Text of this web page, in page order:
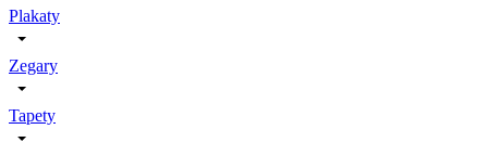
Plakaty
Zegary
Tapety